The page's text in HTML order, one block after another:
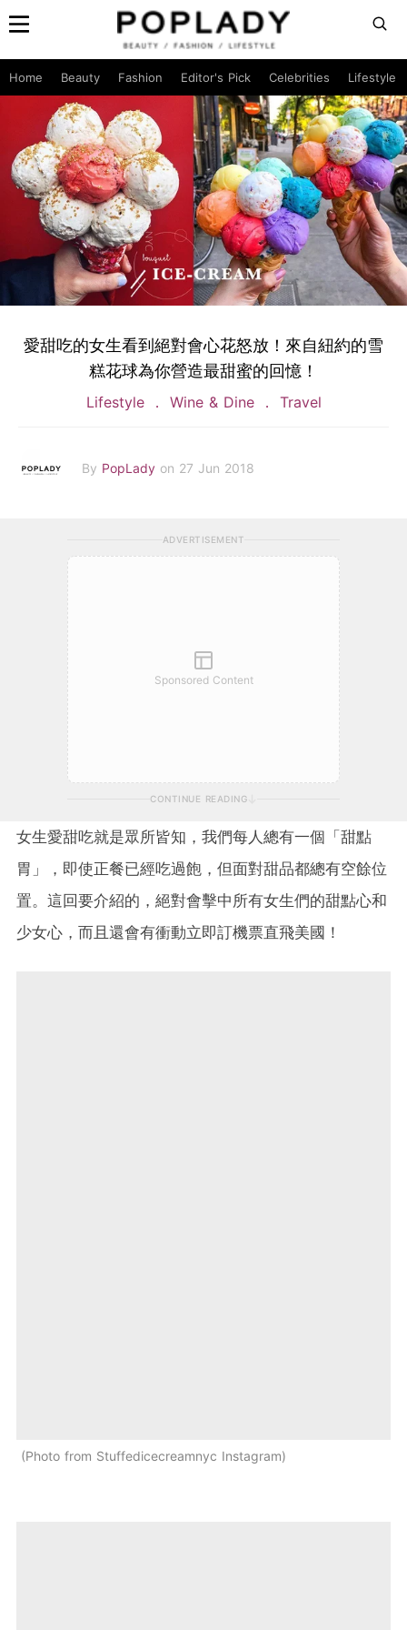
Home Beauty Fashion Editor's Pick Celebrities Lifestyle
愛甜吃的女生看到絕對會心花怒放！來自紐約的雪
糕花球為你營造最甜蜜的回憶！
Lifestyle Wine & Dine Travel
By PopLady on 27 Jun 2018
ADVERTISEMENT
Sponsored Content
CONTINUE READING
女生愛甜吃就是眾所皆知，我們每人總有一個「甜點
胃」，即使正餐已經吃過飽，但面對甜品都總有空餘位
置。這回要介紹的，絕對會擊中所有女生們的甜點心和
少女心，而且還會有衝動立即訂機票直飛美國！
Photo from Stuffedicecreamnyc Instagram